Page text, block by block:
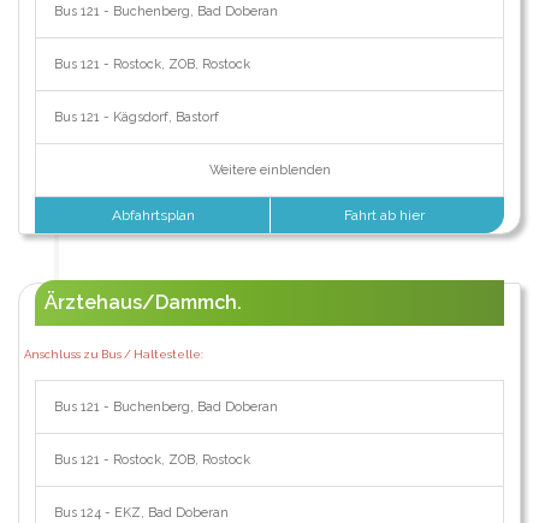
Bus 121 - Buchenberg, Bad Doberan
Bus 121 - Rostock, ZOB, Rostock
Bus 121 - Kägsdorf, Bastorf
Weitere einblenden
Abfahrtsplan Fahrt ab hier
Ärztehaus/Dammch.
Anschluss zu Bus / Haltestelle:
Bus 121 - Buchenberg, Bad Doberan
Bus 121 - Rostock, ZOB, Rostock
Bus 124 - EKZ, Bad Doberan